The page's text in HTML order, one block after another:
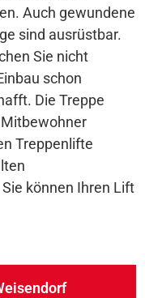
Auch gewundene
sind ausrüstbar.
Sie nicht
schon
Die Treppe
Treppenlifte
können Ihren Lift